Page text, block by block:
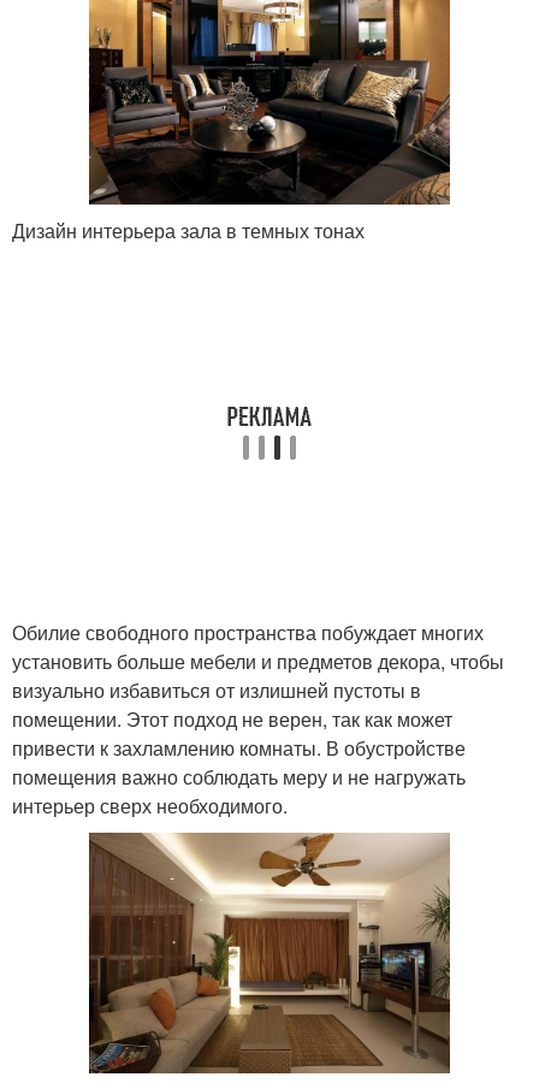
Дизайн интерьера зала в темных тонах
Обилие свободного пространства побуждает многих
установить больше мебели и предметов декора, чтобы
визуально избавиться от излишней пустоты в
помещении. Этот подход не верен, так как может
привести к захламлению комнаты. В обустройстве
помещения важно соблюдать меру и не нагружать
интерьер сверх необходимого.